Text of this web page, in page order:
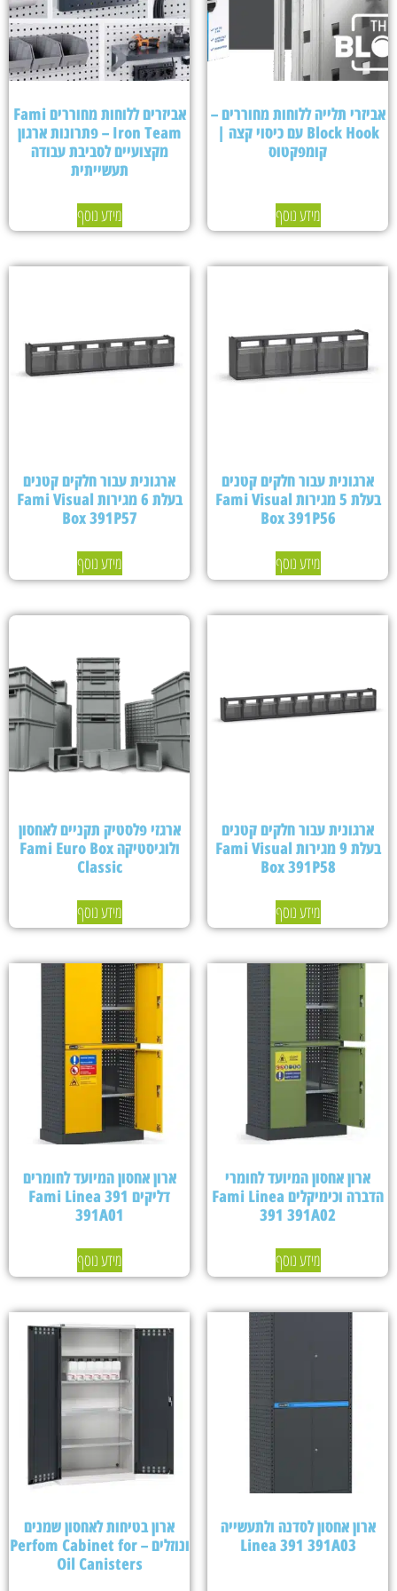
אביזרי תלייה ללוחות מחוררים –
Block Hook עם כיסוי קצה |
קומפקטוס
מידע נוסף
אביזרים ללוחות מחוררים Fami
Iron Team – פתרונות ארגון
מקצועיים לסביבת עבודה
תעשייתית
מידע נוסף
ארגונית עבור חלקים קטנים
בעלת 5 מגירות Fami Visual
Box 391P56
מידע נוסף
ארגונית עבור חלקים קטנים
בעלת 6 מגירות Fami Visual
Box 391P57
מידע נוסף
ארגונית עבור חלקים קטנים
בעלת 9 מגירות Fami Visual
Box 391P58
מידע נוסף
ארגזי פלסטיק תקניים לאחסון
ולוגיסטיקה Fami Euro Box
Classic
מידע נוסף
ארון אחסון המיועד לחומרי
הדברה וכימיקלים Fami Linea
391 391A02
מידע נוסף
ארון אחסון המיועד לחומרים
דליקים Fami Linea 391
391A01
מידע נוסף
ארון אחסון לסדנה ולתעשייה
Linea 391 391A03
ארון בטיחות לאחסון שמנים
ונוזלים – Perfom Cabinet for
Oil Canisters